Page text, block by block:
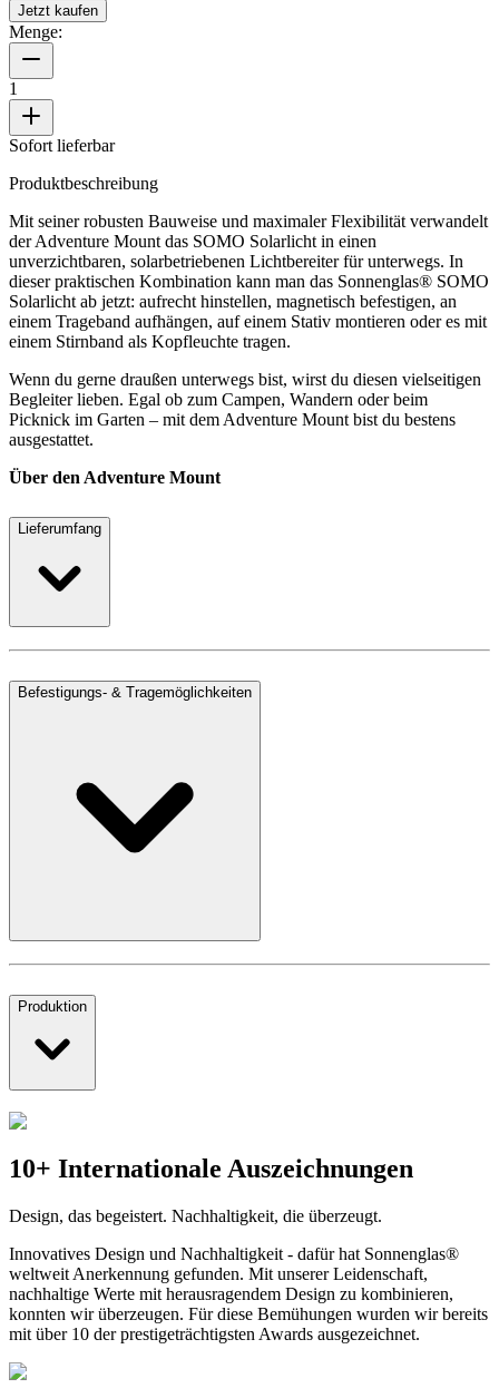
Jetzt kaufen
Menge:
1
Sofort lieferbar
Produktbeschreibung
Mit seiner robusten Bauweise und maximaler Flexibilität verwandelt
der Adventure Mount das SOMO Solarlicht in einen
unverzichtbaren, solarbetriebenen Lichtbereiter für unterwegs. In
dieser praktischen Kombination kann man das Sonnenglas® SOMO
Solarlicht ab jetzt: aufrecht hinstellen, magnetisch befestigen, an
einem Trageband aufhängen, auf einem Stativ montieren oder es mit
einem Stirnband als Kopfleuchte tragen.
Wenn du gerne draußen unterwegs bist, wirst du diesen vielseitigen
Begleiter lieben. Egal ob zum Campen, Wandern oder beim
Picknick im Garten – mit dem Adventure Mount bist du bestens
ausgestattet.
Über den Adventure Mount
Lieferumfang
Befestigungs- & Tragemöglichkeiten
Produktion
10+ Internationale Auszeichnungen
Design, das begeistert. Nachhaltigkeit, die überzeugt.
Innovatives Design und Nachhaltigkeit - dafür hat Sonnenglas®
weltweit Anerkennung gefunden. Mit unserer Leidenschaft,
nachhaltige Werte mit herausragendem Design zu kombinieren,
konnten wir überzeugen. Für diese Bemühungen wurden wir bereits
mit über 10 der prestigeträchtigsten Awards ausgezeichnet.